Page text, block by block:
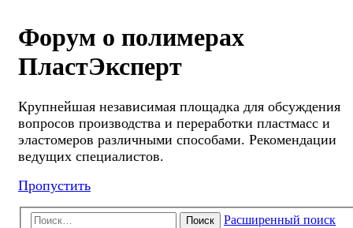
Форум о полимерах
ПластЭксперт
Крупнейшая независимая площадка для обсуждения
вопросов производства и переработки пластмасс и
эластомеров различными способами. Рекомендации
ведущих специалистов.
Пропустить
Поиск Расширенный поиск